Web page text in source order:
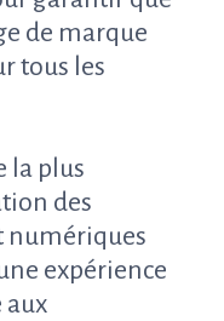
de marque
tous les
la plus
des
numériques
expérience
aux